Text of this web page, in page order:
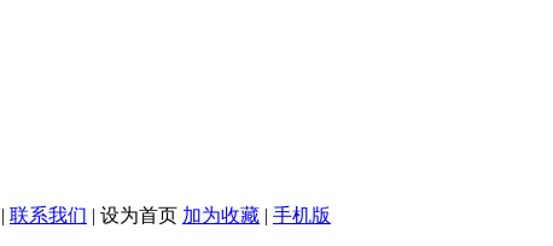
| 联系我们 | 设为首页 加为收藏 | 手机版